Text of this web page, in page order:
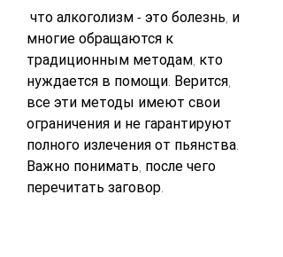
многие обращаются к
традиционным методам, кто
нуждается в помощи. Верится,
все эти методы имеют свои
ограничения и не гарантируют
полного излечения от пьянства.
Важно понимать, после чего
перечитать заговор.